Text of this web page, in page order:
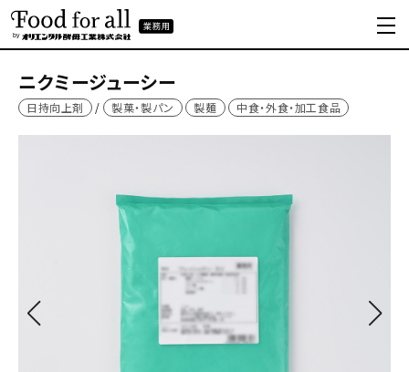
ニクミージューシー
日持向上剤 製菓・製パン 製麺 中食・外食・加工食品